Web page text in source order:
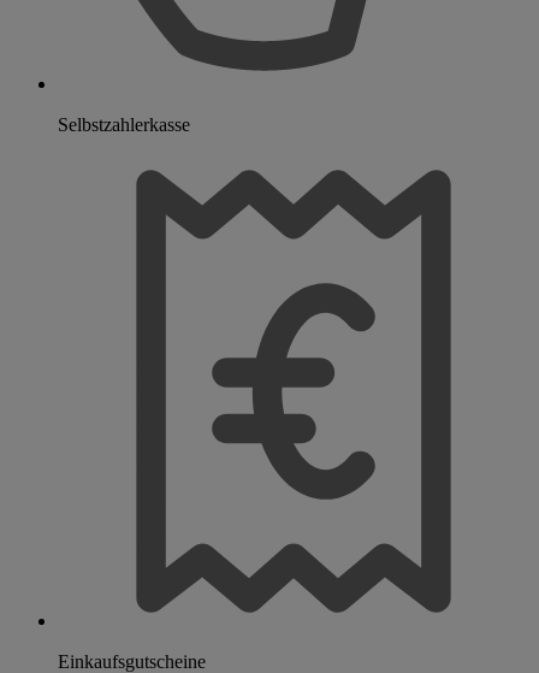
Selbstzahlerkasse
Einkaufsgutscheine